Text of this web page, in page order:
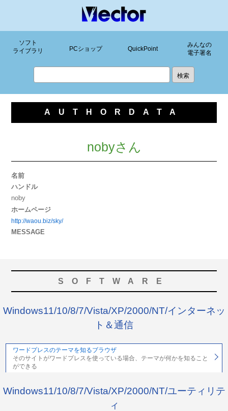
ソフト
ライブラリ
PCショップ QuickPoint
みんなの
電子署名
AUTHORDATA
nobyさん
名前
ハンドル
noby
ホームページ
http://waou.biz/sky/
MESSAGE
SOFTWARE
Windows11/10/8/7/Vista/XP/2000/NT/インターネッ
ト＆通信
ワードプレスのテーマを知るブラウザ
そのサイトがワードプレスを使っている場合、テーマが何かを知ること
ができる
Windows11/10/8/7/Vista/XP/2000/NT/ユーティリテ
ィ